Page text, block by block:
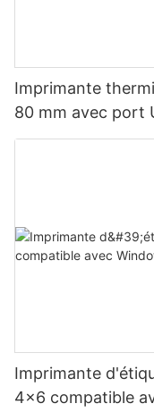
Imprimante
80 mm avec port
Imprimante
4x6 compatible